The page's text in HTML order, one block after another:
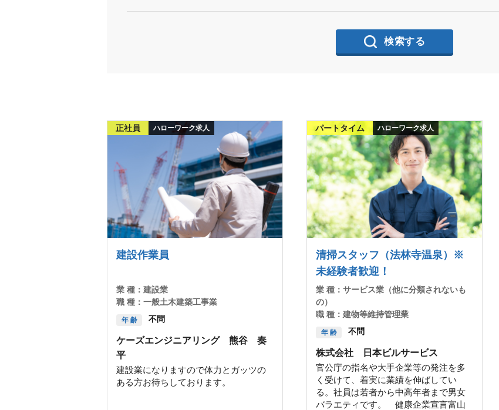
検索する
正社員 ハローワーク求人
建設作業員
業 種： 建設業
職 種： 一般土木建築工事業
年 齢 不問
ケーズエンジニアリング 熊谷 奏
平
建設業になりますので体力とガッツの
ある方お待ちしております。
パートタイム ハローワーク求人
清掃スタッフ（法林寺温泉）※
未経験者歓迎！
業 種： サービス業（他に分類されないも
の）
職 種： 建物等維持管理業
年 齢 不問
株式会社 日本ビルサービス
官公庁の指名や大手企業等の発注を多
く受けて、着実に業績を伸ばしてい
る。社員は若者から中高年者まで男女
バラエティです。 健康企業宣言富山